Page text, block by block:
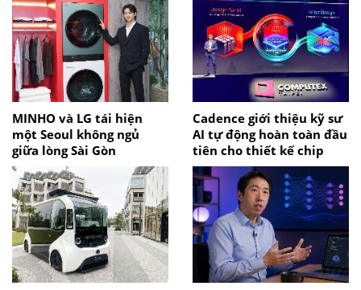
MINHO và LG tái hiện
một Seoul không ngủ
giữa lòng Sài Gòn
Cadence giới thiệu kỹ sư
AI tự động hoàn toàn đầu
tiên cho thiết kế chip